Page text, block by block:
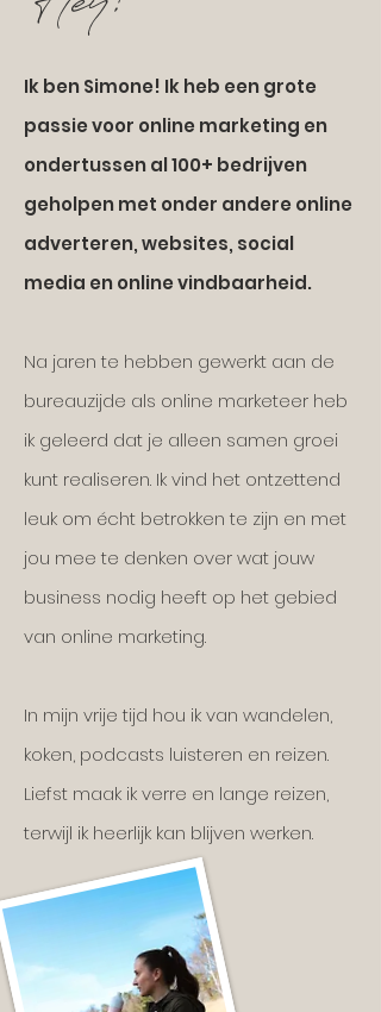
Ik ben Simone! Ik heb een grote
passie voor online marketing en
ondertussen al 100+ bedrijven
geholpen met onder andere online
adverteren, websites, social
media en online vindbaarheid.
Na jaren te hebben gewerkt aan de
bureauzijde als online marketeer heb
ik geleerd dat je alleen samen groei
kunt realiseren. Ik vind het ontzettend
leuk om écht betrokken te zijn en met
jou mee te denken over wat jouw
business nodig heeft op het gebied
van online marketing.
In mijn vrije tijd hou ik van wandelen,
koken, podcasts luisteren en reizen.
Liefst maak ik verre en lange reizen,
terwijl ik heerlijk kan blijven werken.